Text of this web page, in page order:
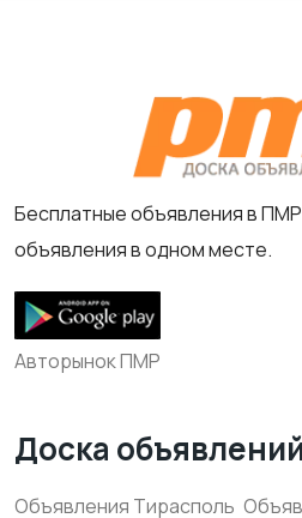
Бесплатные объявления в
объявления в одном месте.
Авторынок ПМР
Доска
Объявления Тирасполь